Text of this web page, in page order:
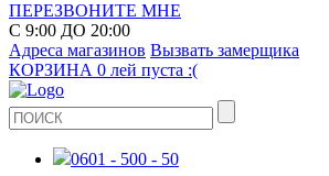
ПЕРЕЗВОНИТЕ МНЕ
С 9:00 ДО 20:00
Адреса магазинов Вызвать замерщика
КОРЗИНА 0 лей пуста :(
0601 - 500 - 50